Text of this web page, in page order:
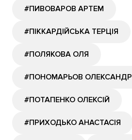
#ПИВОВАРОВ АРТЕМ
#ПІККАРДІЙСЬКА ТЕРЦІЯ
#ПОЛЯКОВА ОЛЯ
#ПОНОМАРЬОВ ОЛЕКСАНДР
#ПОТАПЕНКО ОЛЕКСІЙ
#ПРИХОДЬКО АНАСТАСІЯ